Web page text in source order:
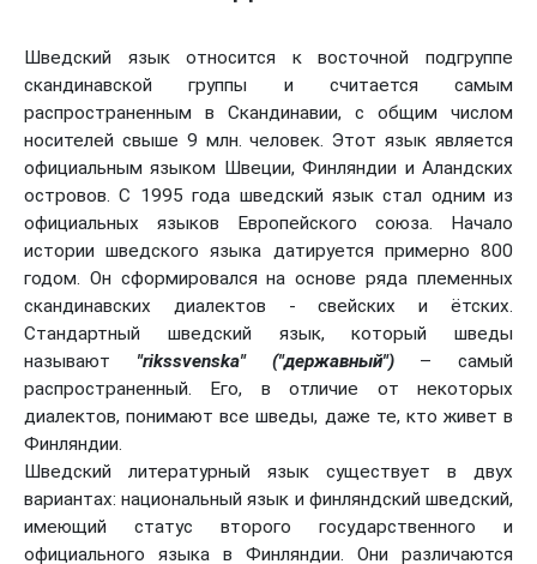
Шведский язык относится к восточной подгруппе
скандинавской группы и считается самым
распространенным в Скандинавии, с общим числом
носителей свыше 9 млн. человек. Этот язык является
официальным языком Швеции, Финляндии и Аландских
островов. С 1995 года шведский язык стал одним из
официальных языков Европейского союза. Начало
истории шведского языка датируется примерно 800
годом. Он сформировался на основе ряда племенных
скандинавских диалектов - свейских и ётских.
Стандартный шведский язык, который шведы
называют "rikssvenska" ("державный")– самый
распространенный. Его, в отличие от некоторых
диалектов, понимают все шведы, даже те, кто живет в
Финляндии.
Шведский литературный язык существует в двух
вариантах: национальный язык и финляндский шведский,
имеющий статус второго государственного и
официального языка в Финляндии. Они различаются